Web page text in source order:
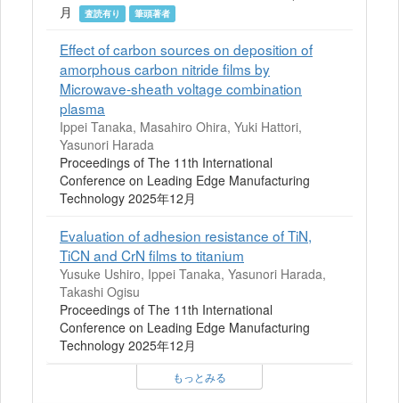
月
査読有り 筆頭著者
Effect of carbon sources on deposition of
amorphous carbon nitride films by
Microwave-sheath voltage combination
plasma
Ippei Tanaka, Masahiro Ohira, Yuki Hattori,
Yasunori Harada
Proceedings of The 11th International
Conference on Leading Edge Manufacturing
Technology 2025年12月
Evaluation of adhesion resistance of TiN,
TiCN and CrN films to titanium
Yusuke Ushiro, Ippei Tanaka, Yasunori Harada,
Takashi Ogisu
Proceedings of The 11th International
Conference on Leading Edge Manufacturing
Technology 2025年12月
もっとみる